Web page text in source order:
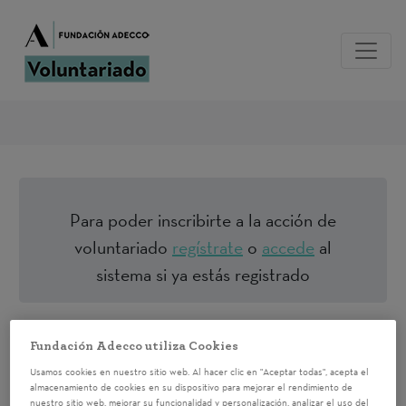
Para poder inscribirte a la acción de
voluntariado regístrate o accede al
sistema si ya estás registrado
TALLER DE
ORIENTACIÓN
Fundación Adecco utiliza Cookies
Usamos cookies en nuestro sitio web. Al hacer clic en "Aceptar todas", acepta el
almacenamiento de cookies en su dispositivo para mejorar el rendimiento de
nuestro sitio web, mejorar su funcionalidad y personalización, analizar el uso del